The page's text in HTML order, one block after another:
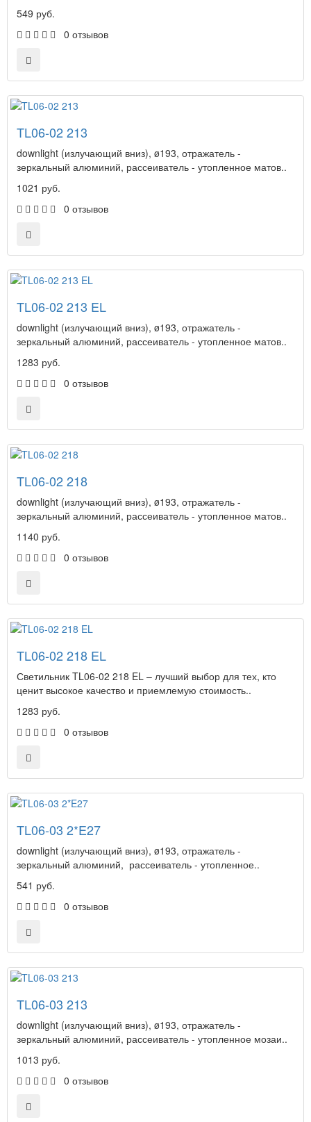
549 руб.
0 отзывов
TL06-02 213
downlight (излучающий вниз), ø193, отражатель -
зеркальный алюминий, рассеиватель - утопленное матов..
1021 руб.
0 отзывов
TL06-02 213 EL
downlight (излучающий вниз), ø193, отражатель -
зеркальный алюминий, рассеиватель - утопленное матов..
1283 руб.
0 отзывов
TL06-02 218
downlight (излучающий вниз), ø193, отражатель -
зеркальный алюминий, рассеиватель - утопленное матов..
1140 руб.
0 отзывов
TL06-02 218 EL
Светильник TL06-02 218 EL – лучший выбор для тех, кто
ценит высокое качество и приемлемую стоимость..
1283 руб.
0 отзывов
TL06-03 2*E27
downlight (излучающий вниз), ø193, отражатель -
зеркальный алюминий, рассеиватель - утопленное..
541 руб.
0 отзывов
TL06-03 213
downlight (излучающий вниз), ø193, отражатель -
зеркальный алюминий, рассеиватель - утопленное мозаи..
1013 руб.
0 отзывов